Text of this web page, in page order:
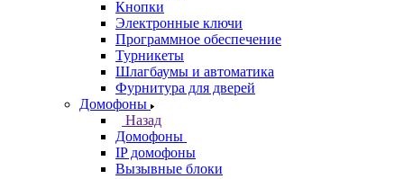
Кнопки
Электронные ключи
Программное обеспечение
Турникеты
Шлагбаумы и автоматика
Фурнитура для дверей
Домофоны
Назад
Домофоны
IP домофоны
Вызывные блоки